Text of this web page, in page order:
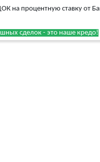
на процентную ставку от
сделок - это наше кредо!